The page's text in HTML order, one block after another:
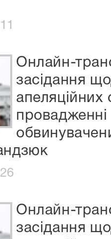
Онлайн-
засідання
апеляційних
провадженні
Онлайн-
засідання